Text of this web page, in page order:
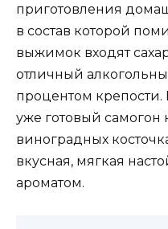
приготовления
в состав которой
выжимок входят
отличный
процентом крепости.
уже готовый
виноградных
вкусная, мягкая
ароматом.